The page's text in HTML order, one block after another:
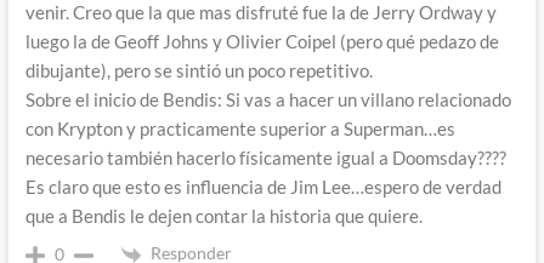
venir. Creo que la que mas disfruté fue la de Jerry Ordway y
luego la de Geoff Johns y Olivier Coipel (pero qué pedazo de
dibujante), pero se sintió un poco repetitivo.
Sobre el inicio de Bendis: Si vas a hacer un villano relacionado
con Krypton y practicamente superior a Superman…es
necesario también hacerlo físicamente igual a Doomsday????
Es claro que esto es influencia de Jim Lee…espero de verdad
que a Bendis le dejen contar la historia que quiere.
0 Responder